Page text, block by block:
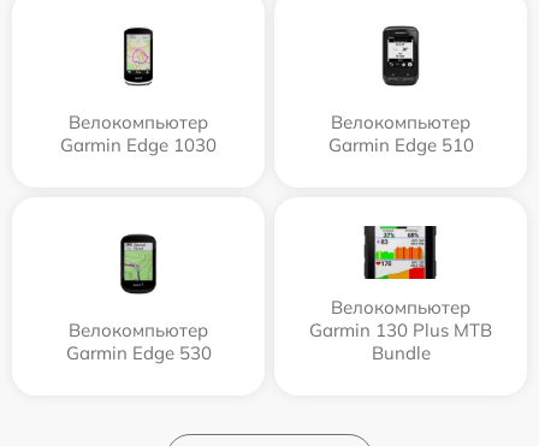
Велокомпьютер
Garmin Edge 1030
Велокомпьютер
Garmin Edge 510
Велокомпьютер
Garmin Edge 530
Велокомпьютер
Garmin 130 Plus MTB
Bundle